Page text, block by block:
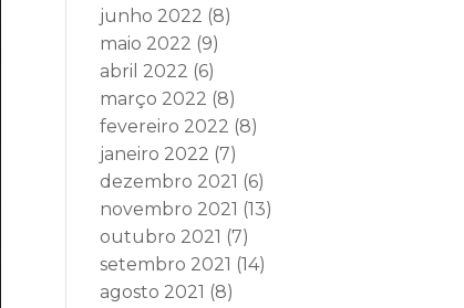
junho 2022 (8)
maio 2022 (9)
abril 2022 (6)
março 2022 (8)
fevereiro 2022 (8)
janeiro 2022 (7)
dezembro 2021 (6)
novembro 2021 (13)
outubro 2021 (7)
setembro 2021 (14)
agosto 2021 (8)